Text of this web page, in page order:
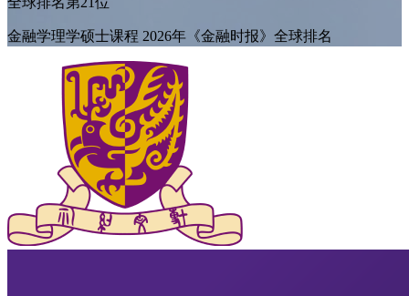
金融学理学硕士课程 2026年《金融时报》全球排名